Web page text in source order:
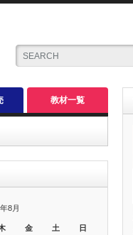
教材一覧
8月
金 土 日